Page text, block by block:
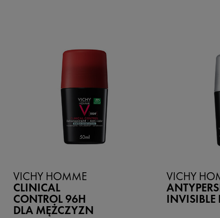
VICHY HOMME
CLINICAL
CONTROL 96H
DLA MĘŻCZYZN
VICHY
INVISIBLE